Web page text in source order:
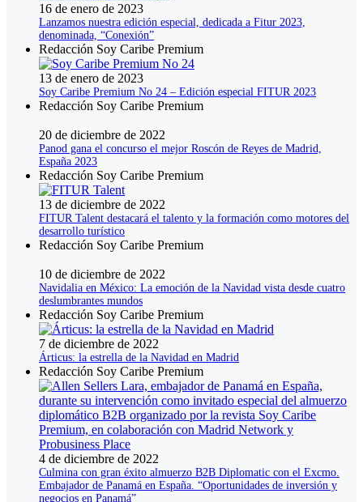
16 de enero de 2023
Lanzamos nuestra edición especial, dedicada a Fitur 2023,
denominada, “Conexión”
Redacción Soy Caribe Premium
13 de enero de 2023
Soy Caribe Premium No 24 – Edición especial FITUR 2023
Redacción Soy Caribe Premium
20 de diciembre de 2022
Panod gana el concurso el mejor Roscón de Reyes de Madrid,
España 2023
Redacción Soy Caribe Premium
13 de diciembre de 2022
FITUR Talent destacará el talento y la formación como motores del
desarrollo turístico
Redacción Soy Caribe Premium
10 de diciembre de 2022
Navidalia en México: La emoción de la Navidad vista desde cuatro
deslumbrantes mundos
Redacción Soy Caribe Premium
7 de diciembre de 2022
Árticus: la estrella de la Navidad en Madrid
Redacción Soy Caribe Premium
4 de diciembre de 2022
Culmina con gran éxito almuerzo B2B Diplomatic con el Excmo.
Embajador de Panamá en España. “Oportunidades de inversión y
negocios en Panamá”